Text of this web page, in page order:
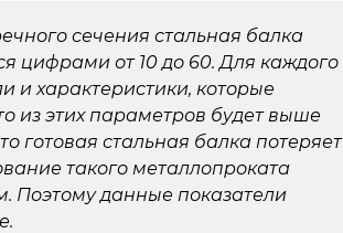
сечения стальная балка
цифрами от 10 до 60. Для каждого
и характеристики, которые
из этих параметров будет выше
готовая стальная балка потеряет
такого металлопроката
Поэтому данные показатели